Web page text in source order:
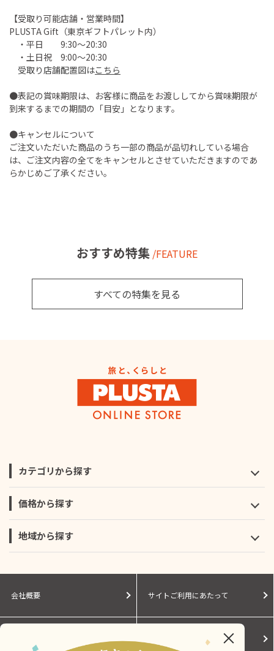
【受取り可能店舗・営業時間】
PLUSTA Gift（東京ギフトパレット内）
・平日 9:30～20:30
・土日祝 9:00～20:30
受取り店舗配置図はこちら
●表記の賞味期限は、お客様に商品をお渡ししてから賞味期限が
到来するまでの期間の「目安」となります。
●キャンセルについて
ご注文いただいた商品のうち一部の商品が品切れしている場合
は、ご注文内容の全てをキャンセルとさせていただきますのであ
らかじめご了承ください。
おすすめ特集 /FEATURE
すべての特集を見る
カテゴリから探す
価格から探す
地域から探す
会社概要 サイトご利用にあたって